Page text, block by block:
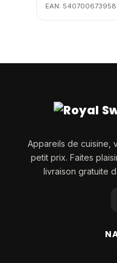
EAN:
Appareils de cuisine,
petit prix. Faites
livraison gratuite